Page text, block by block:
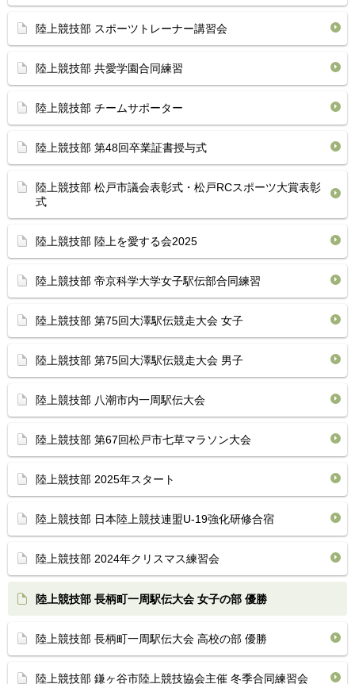
陸上競技部 スポーツトレーナー講習会
陸上競技部 共愛学園合同練習
陸上競技部 チームサポーター
陸上競技部 第48回卒業証書授与式
陸上競技部 松戸市議会表彰式・松戸RCスポーツ大賞表彰
式
陸上競技部 陸上を愛する会2025
陸上競技部 帝京科学大学女子駅伝部合同練習
陸上競技部 第75回大澤駅伝競走大会 女子
陸上競技部 第75回大澤駅伝競走大会 男子
陸上競技部 八潮市内一周駅伝大会
陸上競技部 第67回松戸市七草マラソン大会
陸上競技部 2025年スタート
陸上競技部 日本陸上競技連盟U-19強化研修合宿
陸上競技部 2024年クリスマス練習会
陸上競技部 長柄町一周駅伝大会 女子の部 優勝
陸上競技部 長柄町一周駅伝大会 高校の部 優勝
陸上競技部 鎌ヶ谷市陸上競技協会主催 冬季合同練習会